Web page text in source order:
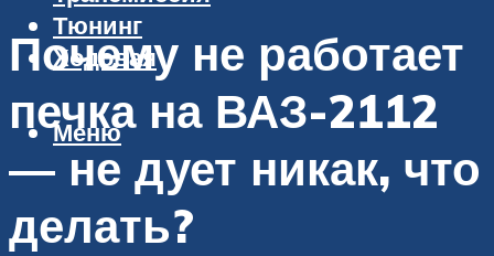
Тюнинг
Ходовая
Меню
Почему не работает
печка на ВАЗ-2112
— не дует никак, что
делать?